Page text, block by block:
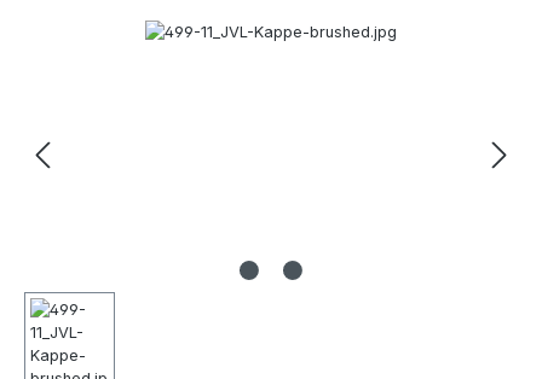
Bildergalerie überspringen